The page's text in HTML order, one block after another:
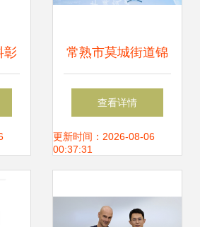
彰 常熟市莫城街道锦
瑞达服饰商行(个体
工商户)成立 聚焦
启轻质创业新篇章
查看详情
更新时间：2026-08-06
00:37:31